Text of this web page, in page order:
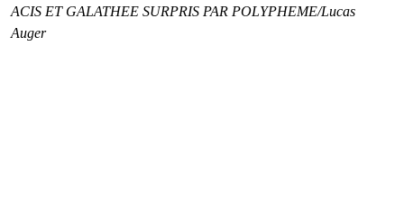
ACIS ET GALATHEE SURPRIS PAR POLYPHEME/Lucas
Auger